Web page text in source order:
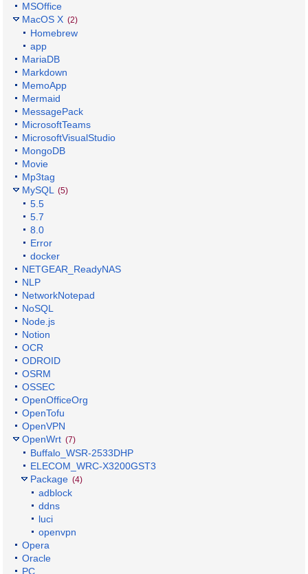
MSOffice
MacOS X (2)
Homebrew
app
MariaDB
Markdown
MemoApp
Mermaid
MessagePack
MicrosoftTeams
MicrosoftVisualStudio
MongoDB
Movie
Mp3tag
MySQL (5)
5.5
5.7
8.0
Error
docker
NETGEAR_ReadyNAS
NLP
NetworkNotepad
NoSQL
Node.js
Notion
OCR
ODROID
OSRM
OSSEC
OpenOfficeOrg
OpenTofu
OpenVPN
OpenWrt (7)
Buffalo_WSR-2533DHP
ELECOM_WRC-X3200GST3
Package (4)
adblock
ddns
luci
openvpn
Opera
Oracle
PC